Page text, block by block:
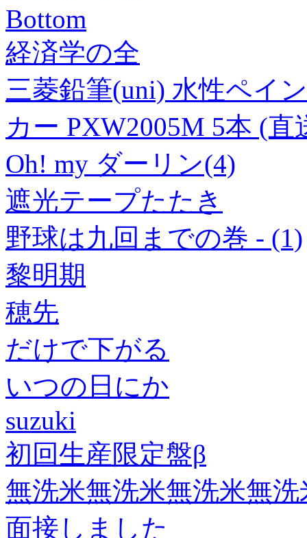
Bottom
経済学の全
三菱鉛筆(uni) 水性ペイ
カー PXW2005M 5本 (直
Oh! my ダーリン(4)
遮光テープたたき
野球は九回までの巻 - (1)
黎明期
穂先
だけで下がる
いつの日にか
suzuki
初回生産限定盤β
無洗米無洗米無洗米無
面接しました